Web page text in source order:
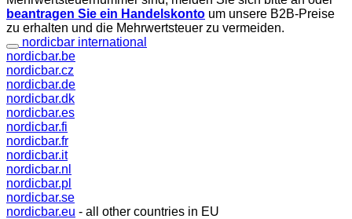
beantragen Sie ein Handelskonto um unsere B2B-Preise
zu erhalten und die Mehrwertsteuer zu vermeiden.
nordicbar international
nordicbar.be
nordicbar.cz
nordicbar.de
nordicbar.dk
nordicbar.es
nordicbar.fi
nordicbar.fr
nordicbar.it
nordicbar.nl
nordicbar.pl
nordicbar.se
nordicbar.eu - all other countries in EU